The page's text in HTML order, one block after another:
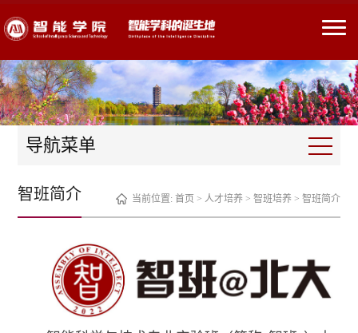
导航菜单
当前位置: 首页 > 人才培养 > 智班培养 > 智班简介
智班简介